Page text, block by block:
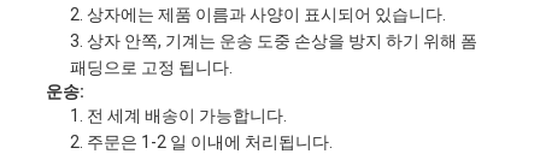
상자에는 제품 이름과 사양이 표시되어 있습니다.
상자 안쪽, 기계는 운송 도중 손상을 방지 하기 위해 폼
패딩으로 고정 됩니다.
운송:
전 세계 배송이 가능합니다.
주문은 1-2 일 이내에 처리됩니다.